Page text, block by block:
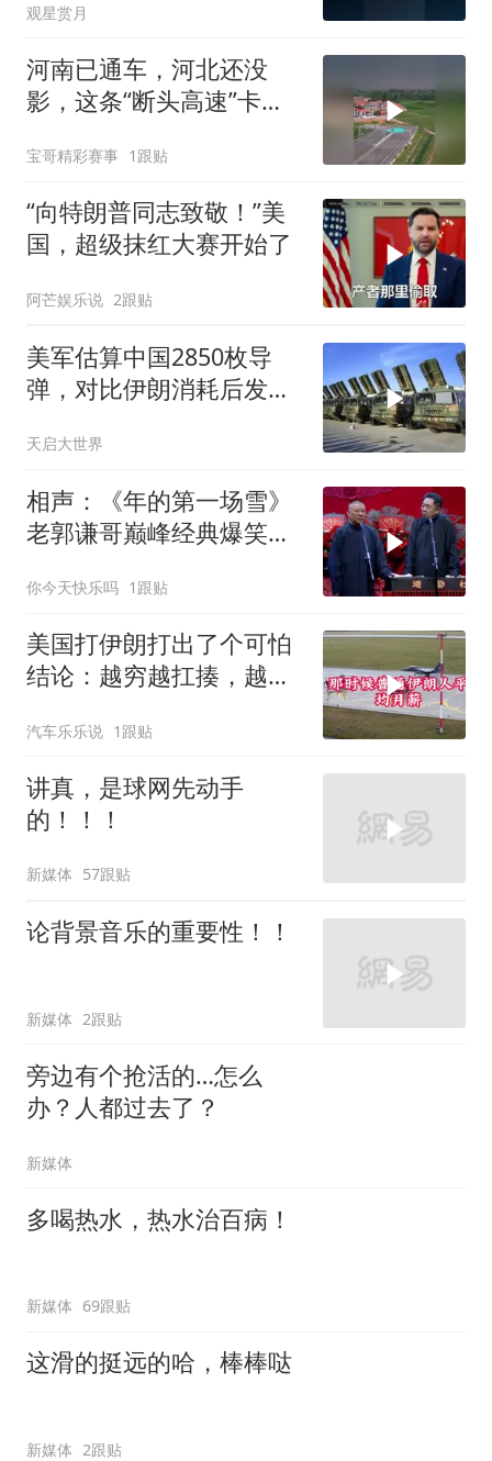
观星赏月
河南已通车，河北还没
影，这条“断头高速”卡在
宝哥精彩赛事 1跟贴
“向特朗普同志致敬！”美
国，超级抹红大赛开始了
阿芒娱乐说 2跟贴
美军估算中国2850枚导
弹，对比伊朗消耗后发现
天启大世界
相声：《年的第一场雪》
老郭谦哥巅峰经典爆笑相
你今天快乐吗 1跟贴
美国打伊朗打出了个可怕
结论：越穷越扛揍，越富
汽车乐乐说 1跟贴
讲真，是球网先动手
的！！！
新媒体 57跟贴
论背景音乐的重要性！！
新媒体 2跟贴
旁边有个抢活的…怎么
办？人都过去了？
新媒体
多喝热水，热水治百病！
新媒体 69跟贴
这滑的挺远的哈，棒棒哒
新媒体 2跟贴